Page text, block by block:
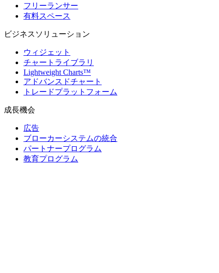
フリーランサー
有料スペース
ビジネスソリューション
ウィジェット
チャートライブラリ
Lightweight Charts™
アドバンスドチャート
トレードプラットフォーム
成長機会
広告
ブローカーシステムの統合
パートナープログラム
教育プログラム